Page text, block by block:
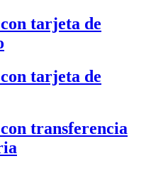
tarjeta de
tarjeta de
transferencia